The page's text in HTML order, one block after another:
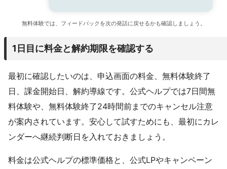
無料体験では、フィードバックを次の発話に戻せるかも確認しましょう。
1日目に料金と解約期限を確認する
最初に確認したいのは、申込画面の料金、無料体験終了
日、課金開始日、解約導線です。公式ヘルプでは7日間無
料体験や、無料体験終了24時間前までのキャンセル注意
が案内されています。安心して試すためにも、最初にカレ
ンダーへ継続判断日を入れておきましょう。
料金は公式ヘルプの標準価格と、公式LPやキャンペーン